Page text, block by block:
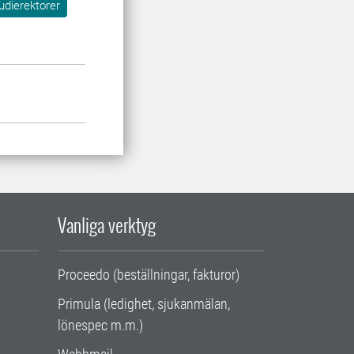
Vanliga verktyg
Proceedo (beställningar, fakturor)
Primula (ledighet, sjukanmälan,
lönespec m.m.)